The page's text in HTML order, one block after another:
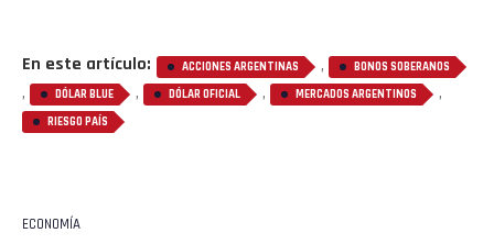
En este artículo: ACCIONES ARGENTINAS , BONOS SOBERANOS
, DÓLAR BLUE , DÓLAR OFICIAL , MERCADOS ARGENTINOS ,
RIESGO PAÍS
ECONOMÍA
Reddit